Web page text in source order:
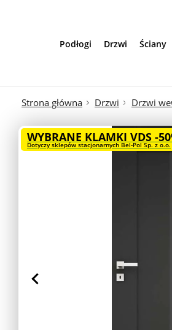
Podłogi Drzwi Ściany
Strona główna Drzwi Drzwi
WYBRANE KLAMKI VDS -
Dotyczy sklepów stacjonarnych Bel-Pol Sp. z o.o.